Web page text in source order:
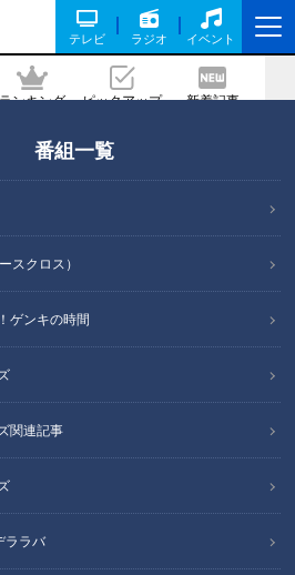
テレビ ラジオ イベント
ンキング ピックアップ 新着記事
番組一覧
スクロス）
ゲンキの時間
関連記事
ララバ
ン【愛されフード】